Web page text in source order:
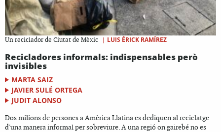
Un reciclador de Ciutat de Mèxic | LUIS ÉRICK RAMÍREZ
Recicladores informals: indispensables però
invisibles
MARTA SAIZ
JAVIER SULÉ ORTEGA
JUDIT ALONSO
Dos milions de persones a Amèrica Llatina es dediquen al reciclatge
d'una manera informal per sobreviure. A una regió on gairebé no es